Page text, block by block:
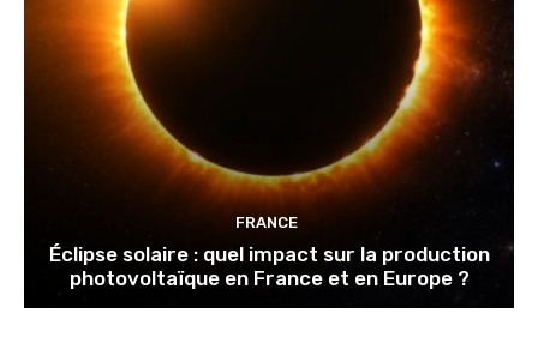
FRANCE
Éclipse solaire : quel impact sur la production
photovoltaïque en France et en Europe ?